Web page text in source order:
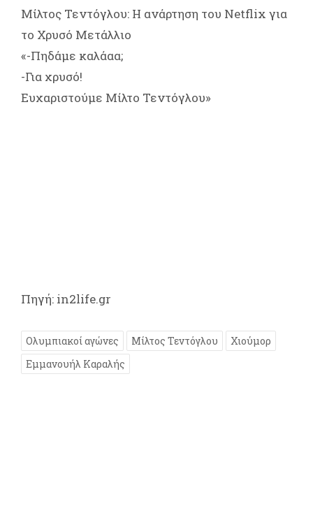
Μίλτος Τεντόγλου: Η ανάρτηση του Netflix για
το Χρυσό Μετάλλιο
«-Πηδάμε καλάαα;
-Για χρυσό!
Ευχαριστούμε Μίλτο Τεντόγλου»
Πηγή: in2life.gr
Ολυμπιακοί αγώνες Μίλτος Τεντόγλου
Χιούμορ
Εμμανουήλ Καραλής